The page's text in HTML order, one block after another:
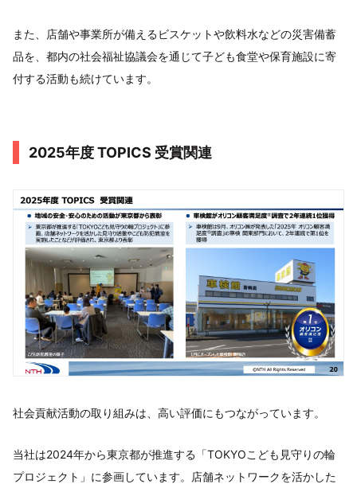
また、店舗や事業所が備えるビスケットや飲料水などの災害備蓄
品を、都内の社会福祉協議会を通じて子ども食堂や保育施設に寄
付する活動も続けています。
2025年度 TOPICS 受賞関連
社会貢献活動の取り組みは、高い評価にもつながっています。
当社は2024年から東京都が推進する「TOKYOこども見守りの輪
プロジェクト」に参画しています。店舗ネットワークを活かした